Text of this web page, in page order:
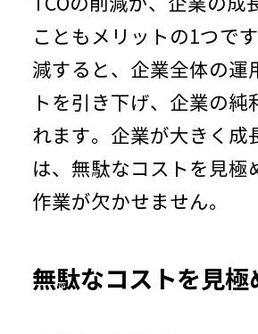
こともメリットの1つです
減すると、企業全体の運
トを引き下げ、企業の純
れます。企業が大きく成
は、無駄なコストを見極
作業が欠かせません。
無駄なコストを見極